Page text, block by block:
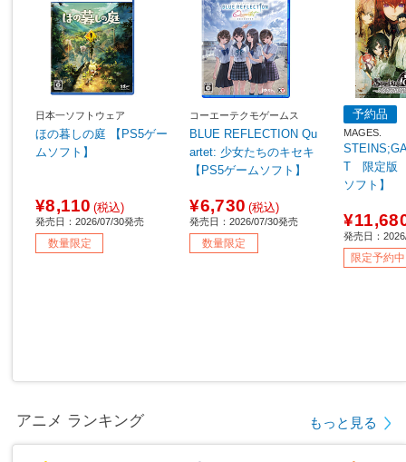
日本一ソフトウェア
ほの暮しの庭 【PS5ゲー
ムソフト】
¥8,110 (税込)
発売日：2026/07/30発売
数量限定
コーエーテクモゲームス
BLUE REFLECTION Qu
artet: 少女たちのキセキ
【PS5ゲームソフト】
¥6,730 (税込)
発売日：2026/07/30発売
数量限定
予約品
MAGES.
T 限定版
ソフト】
発売日：
限定予約中
アニメ ランキング もっと見る